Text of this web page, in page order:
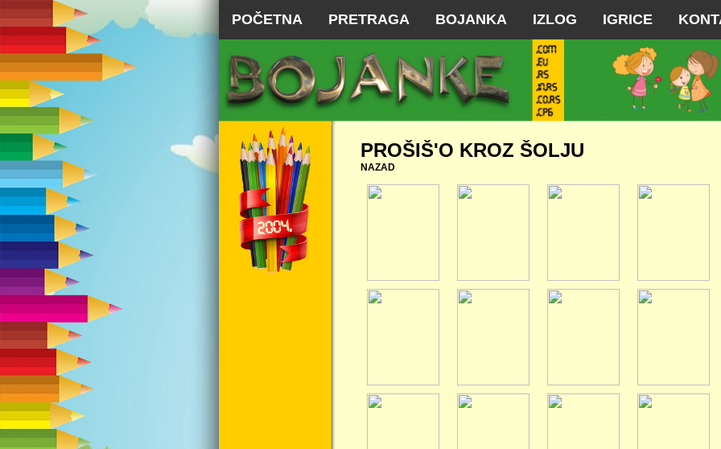
POČETNA PRETRAGA BOJANKA IZLOG IGRICE
PROŠIŠ'O KROZ ŠOLJU
NAZAD